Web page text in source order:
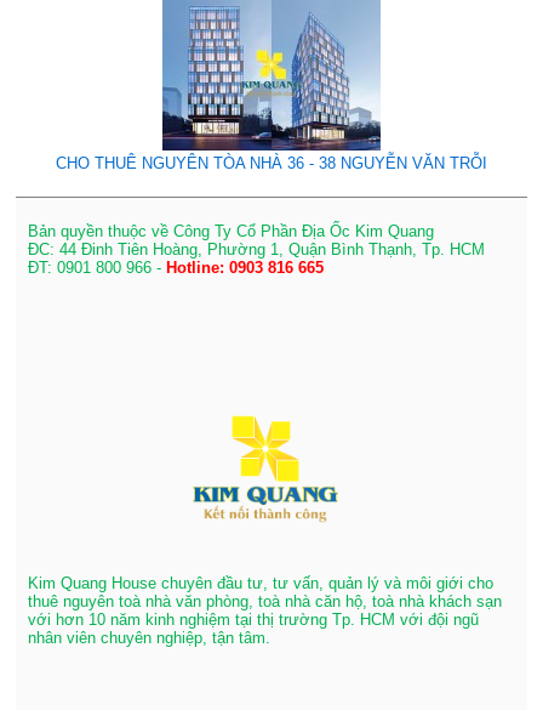
CHO THUÊ NGUYÊN TÒA NHÀ 36 - 38 NGUYỄN VĂN TRỖI
Bản quyền thuộc về Công Ty Cổ Phần Địa Ốc Kim Quang
ĐC: 44 Đinh Tiên Hoàng, Phường 1, Quận Bình Thạnh, Tp. HCM
ĐT: 0901 800 966 - Hotline: 0903 816 665
Kim Quang House chuyên đầu tư, tư vấn, quản lý và môi giới cho
thuê nguyên toà nhà văn phòng, toà nhà căn hộ, toà nhà khách sạn
với hơn 10 năm kinh nghiệm tại thị trường Tp. HCM với đội ngũ
nhân viên chuyên nghiệp, tận tâm.